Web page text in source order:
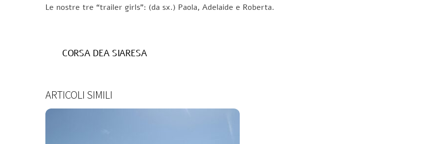
Le nostre tre “trailer girls”: (da sx.) Paola, Adelaide e Roberta.
CORSA DEA SIARESA
ARTICOLI SIMILI